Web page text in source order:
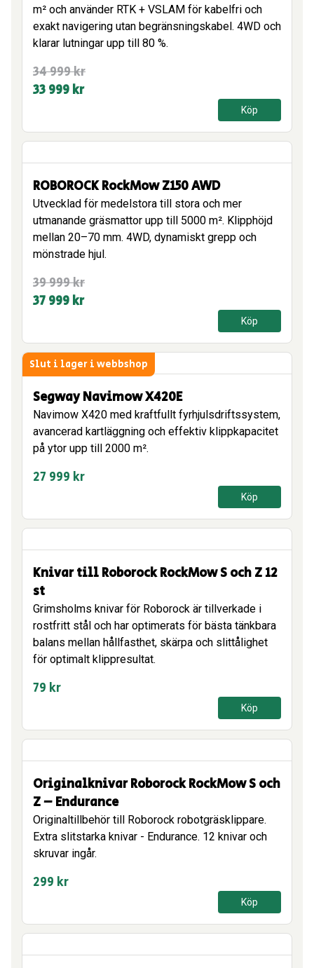
m² och använder RTK + VSLAM för kabelfri och
exakt navigering utan begränsningskabel. 4WD och
klarar lutningar upp till 80 %.
34 999kr
Det
ursprungliga
34
999 kr.
33 999kr
Det
nuvarande
33
999 kr.
Köp
ROBOROCK RockMow Z150 AWD
Utvecklad för medelstora till stora och mer
utmanande gräsmattor upp till 5000 m². Klipphöjd
mellan 20–70 mm. 4WD, dynamiskt grepp och
mönstrade hjul.
39 999kr
Det
ursprungliga
39
999 kr.
37 999kr
Det
nuvarande
37
999 kr.
Köp
Slut i lager i webbshop
Segway Navimow X420E
Navimow X420 med kraftfullt fyrhjulsdriftssystem,
avancerad kartläggning och effektiv klippkapacitet
på ytor upp till 2000 m².
27 999 kr
Köp
Knivar till Roborock RockMow S och Z 12
st
Grimsholms knivar för Roborock är tillverkade i
rostfritt stål och har optimerats för bästa tänkbara
balans mellan hållfasthet, skärpa och slittålighet
för optimalt klippresultat.
79 kr
Köp
Originalknivar Roborock RockMow S och
Z – Endurance
Originaltillbehör till Roborock robotgräsklippare.
Extra slitstarka knivar - Endurance. 12 knivar och
skruvar ingår.
299 kr
Köp